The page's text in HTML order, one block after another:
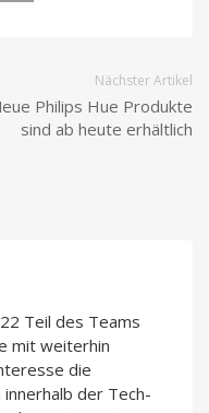
Nächster Artikel
Philips Hue Produkte
sind ab heute erhältlich
Teil des Teams
mit weiterhin
die
innerhalb der Tech-